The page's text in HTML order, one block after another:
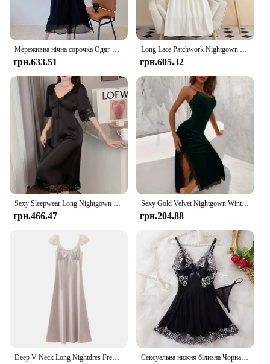
Мереживна нічна сорочка Одяг для сну Жіноча корейська нічна сукня з оборками Весняна суцільна піжама з довгим рукавом і квадратним коміром Домашній одяг 2024 Новинка
грн.633.51
Long Lace Patchwork Nightgown Women New Spring Home Dressing Gown Long Sleeve Sleepwear Princess Style Homewear Nightdress
грн.605.32
Sexy Sleepwear Long Nightgown Women Satin Lace Patchwork Home Clothing Intimate Lingerie Spring Summer New Casual Nightdress
грн.466.47
Sexy Gold Velvet Nightgown Winter Party Night Club Dresses Lace Long Nightdress Sleepwear Slit Chinese High Cut Lingerie Qipao
грн.204.88
Deep V Neck Long Nightdres French Court Style Nightgown Sexy Sleepwear Elegant Casual Loose Thin Soft Satin Home Dress Bathrobe Сексуальна нижня білизна Чорна піжама Еротична сукня Babydolls Костюми Жіночий одяг для сну Нічна білизна Шорти Babydoll Нічна сорочка зі стрінгами Комплекти